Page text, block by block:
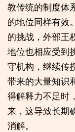
教传统的制度体
的地位同样有效
的挑战，外部王
地位也相应受到
守机构，继续传
带来的大量知识
得解释力不足时
来，这导致长期
消解。